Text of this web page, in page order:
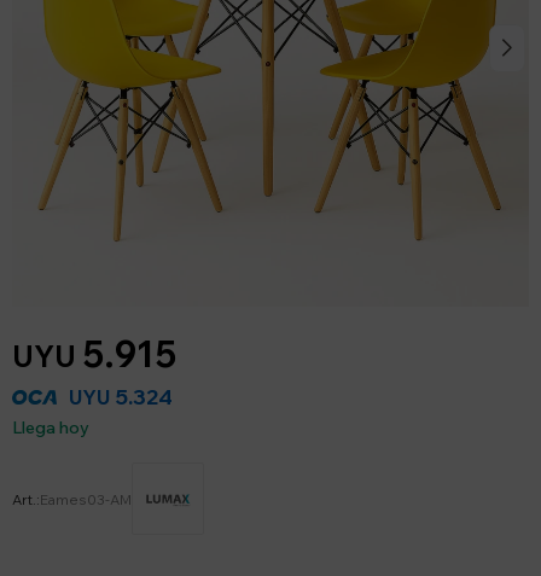
UYU 5.915
UYU 5.324
Llega hoy
Eames03-AM